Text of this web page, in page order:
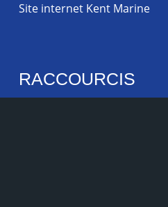
Site internet Kent Marine
RACCOURCIS